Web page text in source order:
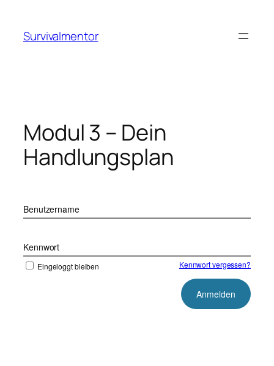
springen
Survivalmentor
Modul 3 – Dein
Handlungsplan
Benutzername
Kennwort
Eingeloggt bleiben Kennwort vergessen?